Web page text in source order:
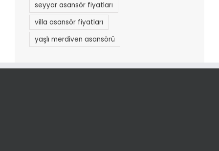
seyyar asansör fiyatları
villa asansör fiyatları
yaşlı merdiven asansörü